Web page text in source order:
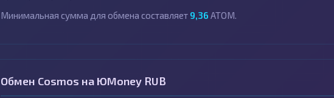
Минимальная сумма для обмена составляет 9,36 ATOM.
Обмен Cosmos на ЮMoney RUB